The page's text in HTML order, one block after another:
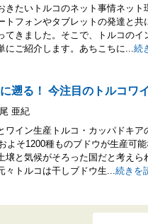
きたいトルコのネット事情ネッ
トフォンやタブレットの発達と
てきました。そこで、トルコの
にご紹介します。あちこちに...続
遡る！ 今注目のトルコワ
亜紀
ワイン生産トルコ・カッパドキ
よそ1200種ものブドウが生産可
壌と気候がそろった国だと考え
々トルコは干しブドウ生...続きを